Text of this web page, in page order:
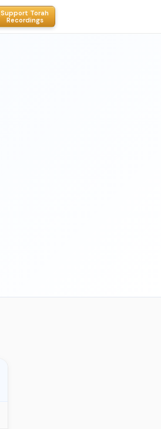
Support Torah
Recordings